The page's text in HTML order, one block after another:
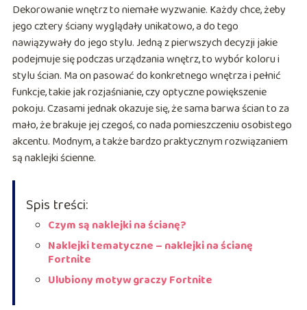
Dekorowanie wnętrz to niemałe wyzwanie. Każdy chce, żeby
jego cztery ściany wyglądały unikatowo, a do tego
nawiązywały do jego stylu. Jedną z pierwszych decyzji jakie
podejmuje się podczas urządzania wnętrz, to wybór koloru i
stylu ścian. Ma on pasować do konkretnego wnętrza i pełnić
funkcje, takie jak rozjaśnianie, czy optyczne powiększenie
pokoju. Czasami jednak okazuje się, że sama barwa ścian to za
mało, że brakuje jej czegoś, co nada pomieszczeniu osobistego
akcentu. Modnym, a także bardzo praktycznym rozwiązaniem
są naklejki ścienne.
Spis treści:
Czym są naklejki na ścianę?
Naklejki tematyczne – naklejki na ścianę
Fortnite
Ulubiony motyw graczy Fortnite